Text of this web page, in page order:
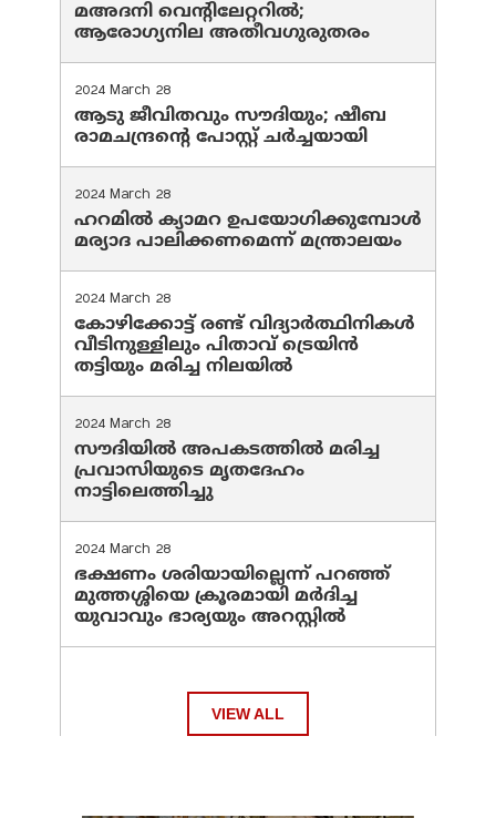
മഅദനി വെന്റിലേറ്ററിൽ;
ആരോഗ്യനില അതീവഗുരുതരം
2024 March 28
ആടു ജീവിതവും സൗദിയും; ഷീബ
രാമചന്ദ്രന്റെ പോസ്റ്റ് ചര്‍ച്ചയായി
2024 March 28
ഹറമില്‍ ക്യാമറ ഉപയോഗിക്കുമ്പോള്‍
മര്യാദ പാലിക്കണമെന്ന് മന്ത്രാലയം
2024 March 28
കോഴിക്കോട്ട് രണ്ട് വിദ്യാർത്ഥിനികൾ
വീടിനുള്ളിലും പിതാവ് ട്രെയിൻ
തട്ടിയും മരിച്ച നിലയിൽ
2024 March 28
സൗദിയില്‍ അപകടത്തില്‍ മരിച്ച
പ്രവാസിയുടെ മൃതദേഹം
നാട്ടിലെത്തിച്ചു
2024 March 28
ഭക്ഷണം ശരിയായില്ലെന്ന് പറഞ്ഞ്
മുത്തശ്ശിയെ ക്രൂരമായി മര്‍ദിച്ച
യുവാവും ഭാര്യയും അറസ്റ്റില്‍
VIEW ALL